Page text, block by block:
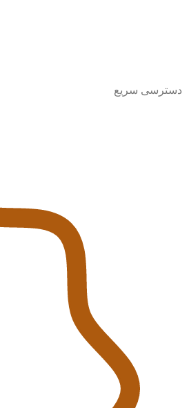
دسترسی سریع